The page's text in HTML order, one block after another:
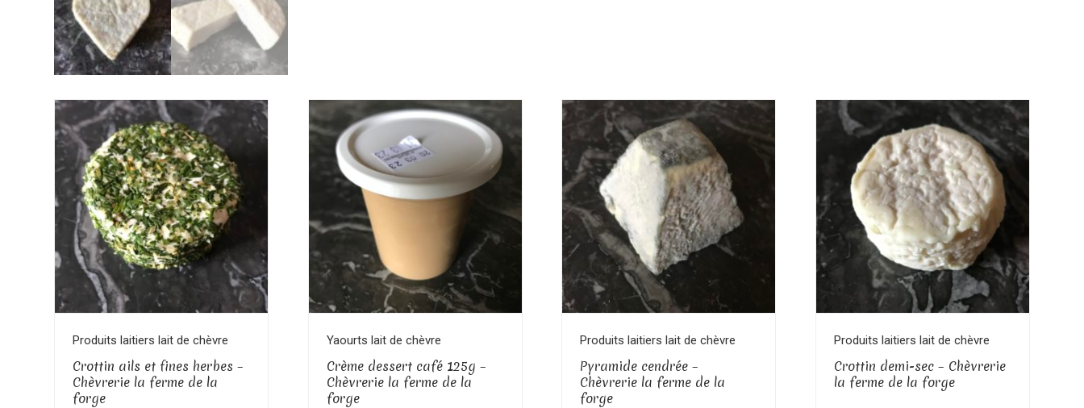
Voir le produit
Produits laitiers lait de chèvre
Crottin ails et fines herbes –
Chèvrerie la ferme de la
forge
Voir le produit
Yaourts lait de chèvre
Crème dessert café 125g –
Chèvrerie la ferme de la
forge
Voir le produit
Produits laitiers lait de chèvre
Pyramide cendrée –
Chèvrerie la ferme de la
forge
Voir le produit
Produits laitiers lait de chèvre
Crottin demi-sec – Chèvrerie
la ferme de la forge